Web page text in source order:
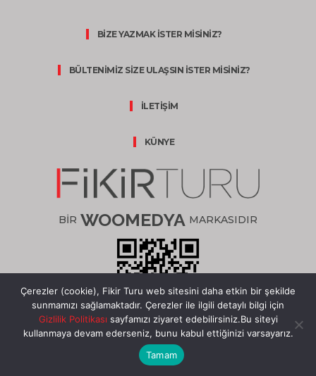
BİZE YAZMAK İSTER MİSİNİZ?
BÜLTENİMİZ SİZE ULAŞSIN İSTER MİSİNİZ?
İLETİŞİM
KÜNYE
BİR WOOMEDYA MARKASIDIR
HEMEN İNDİR
Çerezler (cookie), Fikir Turu web sitesini daha etkin bir şekilde
sunmamızı sağlamaktadır. Çerezler ile ilgili detaylı bilgi için
Gizlilik Politikası sayfamızı ziyaret edebilirsiniz.Bu siteyi
kullanmaya devam ederseniz, bunu kabul ettiğinizi varsayarız.
Tamam